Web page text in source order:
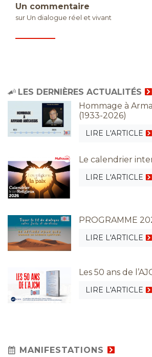
Un commentaire
sur Un dialogue réel et vivant
LES DERNIÈRES ACTUALITÉS
Hommage à
(1933-2026)
LIRE L'ARTICLE
Le calendrier
LIRE L'ARTICLE
PROGRAMME
LIRE L'ARTICLE
Les 50 ans de
LIRE L'ARTICLE
MANIFESTATIONS